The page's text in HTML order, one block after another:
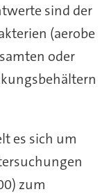
sind der
(aerobe
oder
es sich um
zum